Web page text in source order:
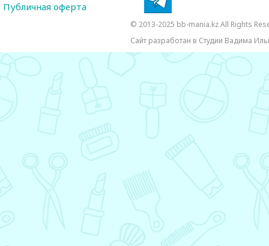
Публичная оферта
© 2013-2025 bb-mania.kz All Rights
Сайт разработан в Студии Вадима